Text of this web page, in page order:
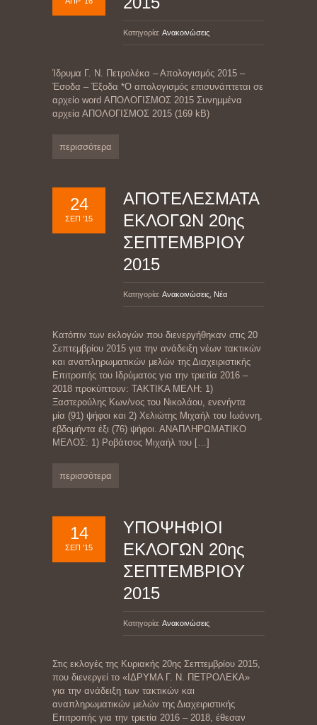
Κατηγορία: Ανακοινώσεις
Ίδρυμα Γ. Ν. Πετρολέκα – Απολογισμός 2015 –
Έσοδα – Έξοδα *Ο απολογισμός επισυνάπτεται σε
αρχείο word ΑΠΟΛΟΓΙΣΜΟΣ 2015 Συνημμένα
αρχεία ΑΠΟΛΟΓΙΣΜΟΣ 2015 (169 kB)
περισσότερα
24
ΣΕΠ '15
ΑΠΟΤΕΛΕΣΜΑΤΑ
ΕΚΛΟΓΩΝ 20ης
ΣΕΠΤΕΜΒΡΙΟΥ
2015
Κατηγορία: Ανακοινώσεις Νέα
Κατόπιν των εκλογών που διενεργήθηκαν στις 20
Σεπτεμβρίου 2015 για την ανάδειξη νέων τακτικών
και αναπληρωματικών μελών της Διαχειριστικής
Επιτροπής του Ιδρύματος για την τριετία 2016 –
2018 προκύπτουν: ΤΑΚΤΙΚΑ ΜΕΛΗ: 1)
Ξαστερούλης Κων/νος του Νικολάου, ενενήντα
μία (91) ψήφοι και 2) Χελιώτης Μιχαήλ του Ιωάννη,
εβδομήντα έξι (76) ψήφοι. ΑΝΑΠΛΗΡΩΜΑΤΙΚΟ
ΜΕΛΟΣ: 1) Ροβάτσος Μιχαήλ του […]
περισσότερα
14
ΣΕΠ '15
ΥΠΟΨΗΦΙΟΙ
ΕΚΛΟΓΩΝ 20ης
ΣΕΠΤΕΜΒΡΙΟΥ
2015
Κατηγορία: Ανακοινώσεις
Στις εκλογές της Κυριακής 20ης Σεπτεμβρίου 2015,
που διενεργεί το «ΙΔΡΥΜΑ Γ. Ν. ΠΕΤΡΟΛΕΚΑ»
για την ανάδειξη των τακτικών και
αναπληρωματικών μελών της Διαχειριστικής
Επιτροπής για την τριετία 2016 – 2018, έθεσαν